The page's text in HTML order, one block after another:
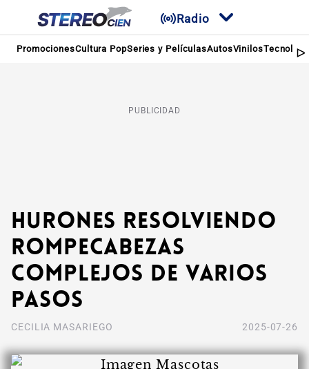
Radio
PromocionesCultura PopSeries y PelículasAutosVinilos
PUBLICIDAD
Hurones resolviendo
rompecabezas
complejos de varios
pasos
CECILIA MASARIEGO 2025-07-26